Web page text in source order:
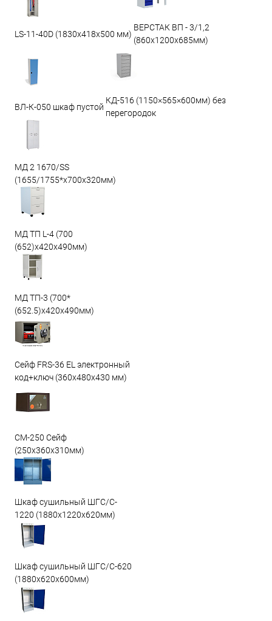
LS-11-40D (1830x418x500 мм)
ВЕРСТАК ВП - 3/1,2
(860х1200х685мм)
ВЛ-К-050 шкаф пустой
КД-516 (1150×565×600мм) без
перегородок
МД 2 1670/SS
(1655/1755*x700x320мм)
МД ТП L-4 (700
(652)x420x490мм)
МД ТП-3 (700*
(652.5)x420x490мм)
Сейф FRS-36 EL электронный
код+ключ (360x480x430 мм)
СМ-250 Сейф
(250х360х310мм)
Шкаф сушильный ШГС/C-
1220 (1880x1220x620мм)
Шкаф сушильный ШГС/C-620
(1880x620x600мм)